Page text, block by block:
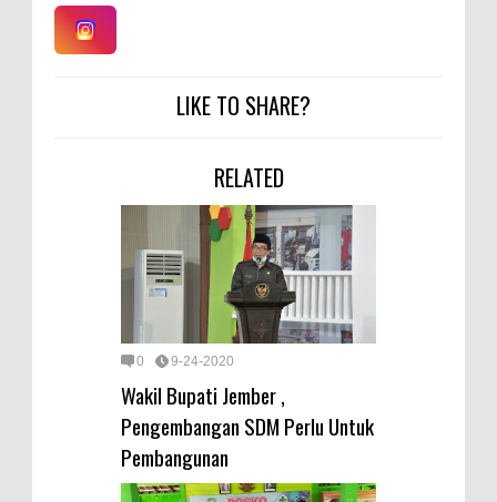
LIKE TO SHARE?
RELATED
0 9-24-2020
Wakil Bupati Jember ,
Pengembangan SDM Perlu Untuk
Pembangunan